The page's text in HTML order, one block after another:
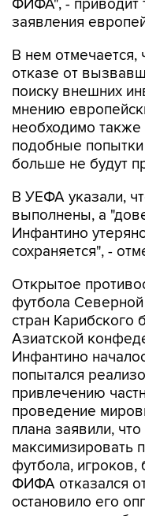
В нем отмечается,
поиску внешних
мнению
необходимо также
подобные
больше не будут
В УЕФА указали,
Инфантино
сохраняется", -
Открытое
стран
Азиатской
Инфантино
попытался
привлечению
проведение
плана заявили,
максимизировать
футбола, игроков,
ФИФА отказался
остановило его
продолжают